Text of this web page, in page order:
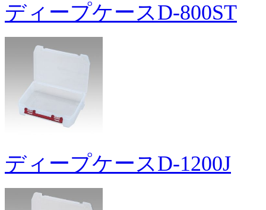
ディープケースD-800ST
ディープケースD-1200J